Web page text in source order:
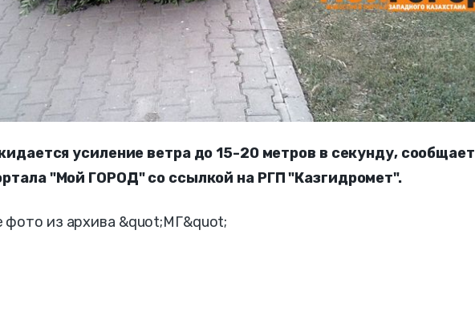
усиление ветра до 15-20 метров в секунду, сообщает
"Мой ГОРОД" со ссылкой на РГП "Казгидромет".